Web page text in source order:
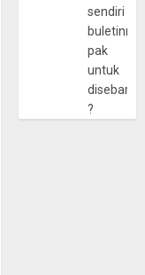
sendiri
pak
untuk
?